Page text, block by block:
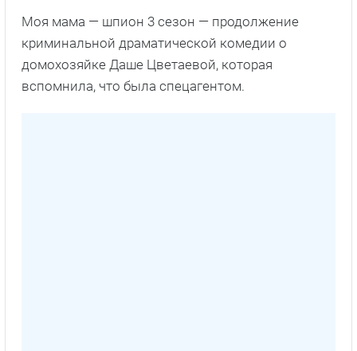
Моя мама — шпион 3 сезон — продолжение
криминальной драматической комедии о
домохозяйке Даше Цветаевой, которая
вспомнила, что была спецагентом.